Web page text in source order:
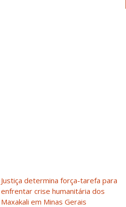
Justiça determina força-tarefa para
enfrentar crise humanitária dos
Maxakali em Minas Gerais